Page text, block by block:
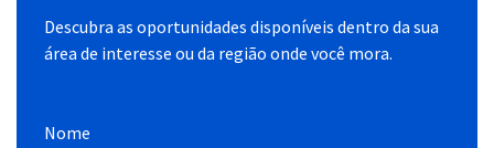
Descubra as oportunidades disponíveis dentro da sua
área de interesse ou da região onde você mora.
Nome